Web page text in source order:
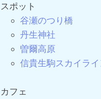
スポット
谷瀬のつり橋
丹生神社
曽爾高原
信貴生駒スカイラ
カフェ